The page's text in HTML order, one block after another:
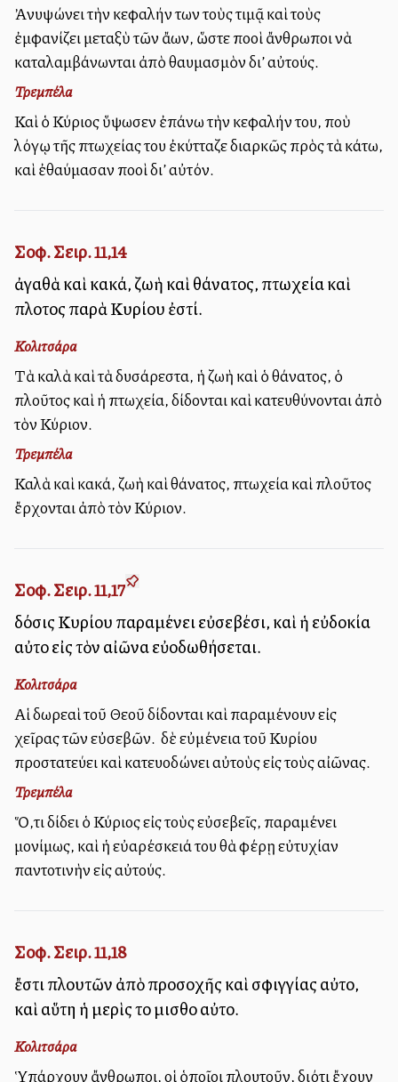
Ἀνυψώνει τὴν κεφαλήν των τοὺς τιμᾷ καὶ τοὺς
ἐμφανίζει μεταξὺ τῶν ἄλλων, ὥστε πολλοὶ ἄνθρωποι νὰ
καταλαμβάνωνται ἀπὸ θαυμασμὸν δι’ αὐτούς.
Τρεμπέλα
Καὶ ὁ Κύριος ὕψωσεν ἐπάνω τὴν κεφαλήν του, ποὺ
λόγῳ τῆς πτωχείας του ἐκύτταζε διαρκῶς πρὸς τὰ κάτω,
καὶ ἐθαύμασαν πολλοὶ δι’ αὐτόν.
Σοφ. Σειρ. 11,14
ἀγαθὰ καὶ κακά, ζωὴ καὶ θάνατος, πτωχεία καὶ
πλοῦτος παρὰ Κυρίου ἐστί.
Κολιτσάρα
Τὰ καλὰ καὶ τὰ δυσάρεστα, ἡ ζωὴ καὶ ὁ θάνατος, ὁ
πλοῦτος καὶ ἡ πτωχεία, δίδονται καὶ κατευθύνονται ἀπὸ
τὸν Κύριον.
Τρεμπέλα
Καλὰ καὶ κακά, ζωὴ καὶ θάνατος, πτωχεία καὶ πλοῦτος
ἔρχονται ἀπὸ τὸν Κύριον.
Σοφ. Σειρ. 11,17
δόσις Κυρίου παραμένει εὐσεβέσι, καὶ ἡ εὐδοκία
αὐτοῦ εἰς τὸν αἰῶνα εὐοδωθήσεται.
Κολιτσάρα
Αἱ δωρεαὶ τοῦ Θεοῦ δίδονται καὶ παραμένουν εἰς
χεῖρας τῶν εὐσεβῶν. Ἡ δὲ εὐμένεια τοῦ Κυρίου
προστατεύει καὶ κατευοδώνει αὐτοὺς εἰς τοὺς αἰῶνας.
Τρεμπέλα
Ὅ,τι δίδει ὁ Κύριος εἰς τοὺς εὐσεβεῖς, παραμένει
μονίμως, καὶ ἡ εὐαρέσκειά του θὰ φέρῃ εὐτυχίαν
παντοτινὴν εἰς αὐτούς.
Σοφ. Σειρ. 11,18
ἔστι πλουτῶν ἀπὸ προσοχῆς καὶ σφιγγίας αὐτοῦ,
καὶ αὕτη ἡ μερὶς τοῦ μισθοῦ αὐτοῦ.
Κολιτσάρα
Ὑπάρχουν ἄνθρωποι, οἱ ὁποῖοι πλουτοῦν, διότι ἔχουν